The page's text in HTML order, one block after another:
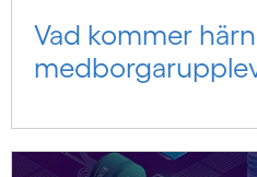
Vad kommer